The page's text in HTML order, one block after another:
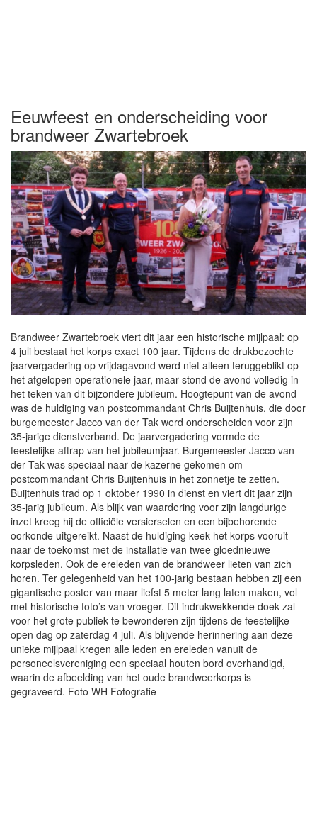
Eeuwfeest en onderscheiding voor
brandweer Zwartebroek
Brandweer Zwartebroek viert dit jaar een historische mijlpaal: op
4 juli bestaat het korps exact 100 jaar. Tijdens de drukbezochte
jaarvergadering op vrijdagavond werd niet alleen teruggeblikt op
het afgelopen operationele jaar, maar stond de avond volledig in
het teken van dit bijzondere jubileum. Hoogtepunt van de avond
was de huldiging van postcommandant Chris Buijtenhuis, die door
burgemeester Jacco van der Tak werd onderscheiden voor zijn
35-jarige dienstverband. De jaarvergadering vormde de
feestelijke aftrap van het jubileumjaar. Burgemeester Jacco van
der Tak was speciaal naar de kazerne gekomen om
postcommandant Chris Buijtenhuis in het zonnetje te zetten.
Buijtenhuis trad op 1 oktober 1990 in dienst en viert dit jaar zijn
35-jarig jubileum. Als blijk van waardering voor zijn langdurige
inzet kreeg hij de officiële versierselen en een bijbehorende
oorkonde uitgereikt. Naast de huldiging keek het korps vooruit
naar de toekomst met de installatie van twee gloednieuwe
korpsleden. Ook de ereleden van de brandweer lieten van zich
horen. Ter gelegenheid van het 100-jarig bestaan hebben zij een
gigantische poster van maar liefst 5 meter lang laten maken, vol
met historische foto’s van vroeger. Dit indrukwekkende doek zal
voor het grote publiek te bewonderen zijn tijdens de feestelijke
open dag op zaterdag 4 juli. Als blijvende herinnering aan deze
unieke mijlpaal kregen alle leden en ereleden vanuit de
personeelsvereniging een speciaal houten bord overhandigd,
waarin de afbeelding van het oude brandweerkorps is
gegraveerd. Foto WH Fotografie